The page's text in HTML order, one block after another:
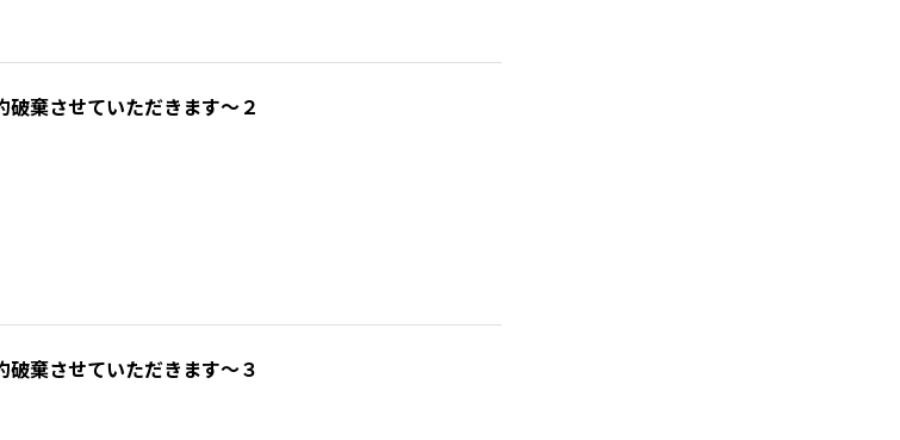
棄させていただきます～２
棄させていただきます～３